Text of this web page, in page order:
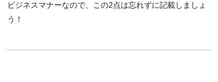
ビジネスマナーなので、この2点は忘れずに記載しましょ
う！